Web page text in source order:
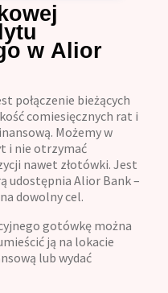
w Alior
połączenie bieżących
comiesięcznych rat i
Możemy w
i nie otrzymać
nawet złotówki. Jest
udostępnia Alior Bank –
dowolny cel.
gotówkę można
ją na lokacie
lub wydać